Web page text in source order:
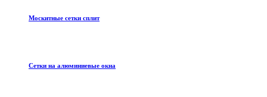
Москитные сетки сплит
Сетки на алюминиевые окна